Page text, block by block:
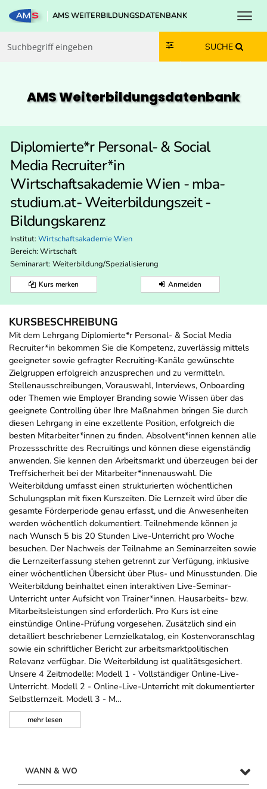
Zum Inhalt springen
Zum Navmenü springen
Zur Suche springen
Zur Footer springen
AMS WEITERBILDUNGSDATENBANK
SUCHE
AMS Weiterbildungs­datenbank
Diplomierte*r Personal- & Social
Media Recruiter*in
Wirtschaftsakademie Wien - mba-
studium.at- Weiterbildungszeit -
Bildungskarenz
Institut: Wirtschaftsakademie Wien
Bereich: Wirtschaft
Seminarart: Weiterbildung/Spezialisierung
Kurs merken Anmelden
KURSBESCHREIBUNG
Mit dem Lehrgang Diplomierte*r Personal- & Social Media
Recruiter*in bekommen Sie die Kompetenz, zuverlässig mittels
geeigneter sowie gefragter Recruiting-Kanäle gewünschte
Zielgruppen erfolgreich anzusprechen und zu vermitteln.
Stellenausschreibungen, Vorauswahl, Interviews, Onboarding
oder Themen wie Employer Branding sowie Wissen über das
geeignete Controlling über Ihre Maßnahmen bringen Sie durch
diesen Lehrgang in eine exzellente Position, erfolgreich die
besten Mitarbeiter*innen zu finden. Absolvent*innen kennen alle
Prozessschritte des Recruitings und können diese eigenständig
anwenden. Sie kennen den Arbeitsmarkt und überzeugen bei der
Treffsicherheit bei der Mitarbeiter*innenauswahl. Die
Weiterbildung umfasst einen strukturierten wöchentlichen
Schulungsplan mit fixen Kurszeiten. Die Lernzeit wird über die
gesamte Förderperiode genau erfasst, und die Anwesenheiten
werden wöchentlich dokumentiert. Teilnehmende können je
nach Wunsch 5 bis 20 Stunden Live-Unterricht pro Woche
besuchen. Der Nachweis der Teilnahme an Seminarzeiten sowie
die Lernzeiterfassung stehen getrennt zur Verfügung, inklusive
einer wöchentlichen Übersicht über Plus- und Minusstunden. Die
Weiterbildung beinhaltet einen interaktiven Live-Seminar-
Unterricht unter Aufsicht von Trainer*innen. Hausarbeits- bzw.
Mitarbeitsleistungen sind erforderlich. Pro Kurs ist eine
einstündige Online-Prüfung vorgesehen. Zusätzlich sind ein
detailliert beschriebener Lernzielkatalog, ein Kostenvoranschlag
sowie ein schriftlicher Bericht zur arbeitsmarktpolitischen
Relevanz verfügbar. Die Weiterbildung ist qualitätsgesichert.
Unsere 4 Zeitmodelle: Modell 1 - Vollständiger Online-Live-
Unterricht. Modell 2 - Online-Live-Unterricht mit dokumentierter
Selbstlernzeit. Modell 3 - M…
mehrlesen
WANN & WO